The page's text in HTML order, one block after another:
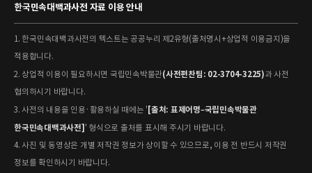
한국민속대백과사전 자료 이용 안내
1. 한국민속대백과사전의 텍스트는 공공누리 제2유형(출처명시+상업적 이용금지)을
적용합니다.
2. 상업적 이용이 필요하시면 국립민속박물관(사전편찬팀: 02-3704-3225)과 사전
협의하시기 바랍니다.
3. 사전의 내용을 인용·활용하실 때에는 '[출처: 표제어명–국립민속박물관
한국민속대백과사전]' 형식으로 출처를 표시해 주시기 바랍니다.
4. 사진 및 동영상은 개별 저작권 정보가 상이할 수 있으므로, 이용 전 반드시 저작권
정보를 확인하시기 바랍니다.